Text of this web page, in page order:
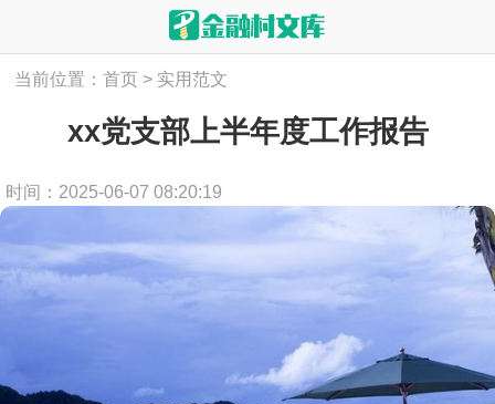
当前位置：首页 > 实用范文
xx党支部上半年度工作报告
时间：2025-06-07 08:20:19